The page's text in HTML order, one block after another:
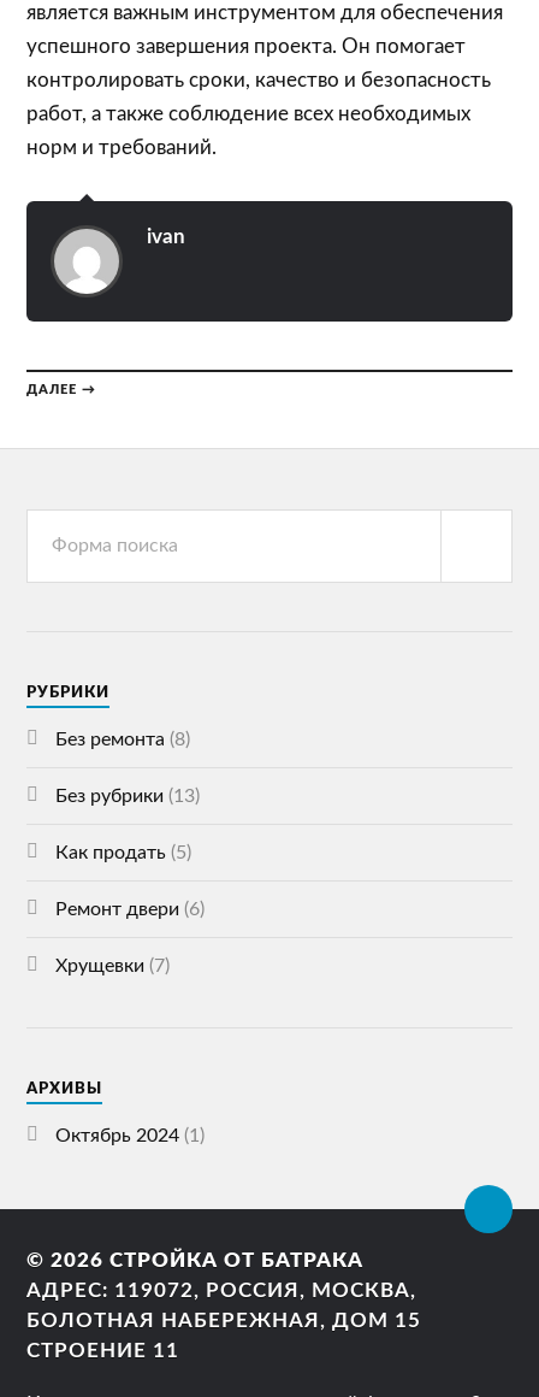
является важным инструментом для обеспечения
успешного завершения проекта. Он помогает
контролировать сроки, качество и безопасность
работ, а также соблюдение всех необходимых
норм и требований.
ivan
ДАЛЕЕ →
РУБРИКИ
Без ремонта (8)
Без рубрики (13)
Как продать (5)
Ремонт двери (6)
Хрущевки (7)
АРХИВЫ
Октябрь 2024 (1)
© 2026СТРОЙКА ОТ БАТРАКА
АДРЕС: 119072, РОССИЯ, МОСКВА,
БОЛОТНАЯ НАБЕРЕЖНАЯ, ДОМ 15
СТРОЕНИЕ 11